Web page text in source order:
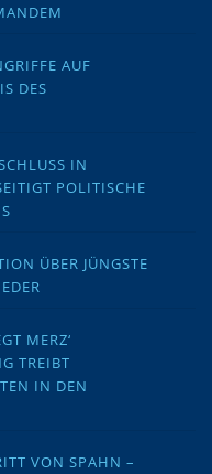
AUF
DES
IN
POLITISCHE
ÜBER JÜNGSTE
MERZ‘
TREIBT
IN DEN
VON SPAHN –